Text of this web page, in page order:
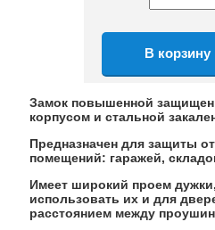
Замок повышенной
корпусом и стальной
Предназначен для защиты
помещений: гаражей,
Имеет широкий проем
использовать их и для
расстоянием между